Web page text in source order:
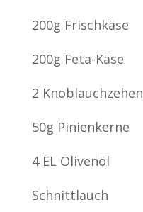
200g Frischkäse
200g Feta-Käse
2 Knoblauchzehen
50g Pinienkerne
4 EL Olivenöl
Schnittlauch